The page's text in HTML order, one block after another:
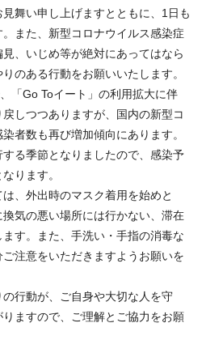
舞い申し上げますとともに、1日も
また、新型コロナウイルス感染症
、いじめ等が絶対にあってはなら
のある行動をお願いいたします。
「Go Toイート」の利用拡大に伴
しつつありますが、国内の新型コ
者数も再び増加傾向にあります。
る季節となりましたので、感染予
ります。
、外出時のマスク着用を始めと
気の悪い場所には行かない、滞在
す。また、手洗い・手指の消毒な
注意をいただきますようお願いを
行動が、ご自身や大切な人を守
ますので、ご理解とご協力をお願